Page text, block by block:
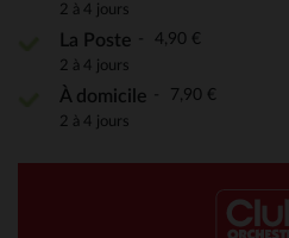
2 à 4 jours
La Poste 4,90 €
2 à 4 jours
À domicile 7,90 €
2 à 4 jours